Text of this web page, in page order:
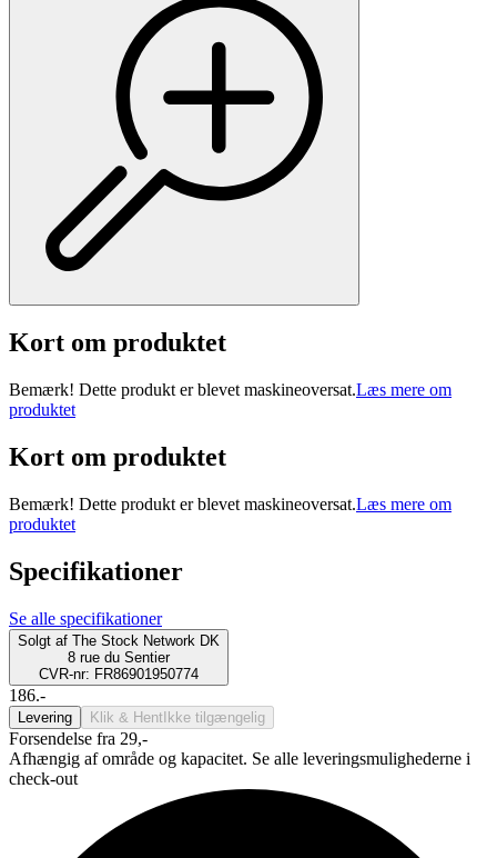
Kort om produktet
Bemærk! Dette produkt er blevet maskineoversat.Læs mere om
produktet
Kort om produktet
Bemærk! Dette produkt er blevet maskineoversat.Læs mere om
produktet
Specifikationer
Se alle specifikationer
Solgt af The Stock Network DK
8 rue du Sentier
CVR-nr: FR86901950774
186.-
Levering Klik & Hent Ikke tilgængelig
Forsendelse fra 29,-
Afhængig af område og kapacitet. Se alle leveringsmulighederne i
check-out